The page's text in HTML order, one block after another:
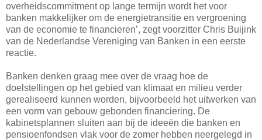
overheidscommitment op lange termijn wordt het voor
banken makkelijker om de energietransitie en vergroening
van de economie te financieren’, zegt voorzitter Chris Buijink
van de Nederlandse Vereniging van Banken in een eerste
reactie.
Banken denken graag mee over de vraag hoe de
doelstellingen op het gebied van klimaat en milieu verder
gerealiseerd kunnen worden, bijvoorbeeld het uitwerken van
een vorm van gebouw gebonden financiering. De
kabinetsplannen sluiten aan bij de ideeën die banken en
pensioenfondsen vlak voor de zomer hebben neergelegd in